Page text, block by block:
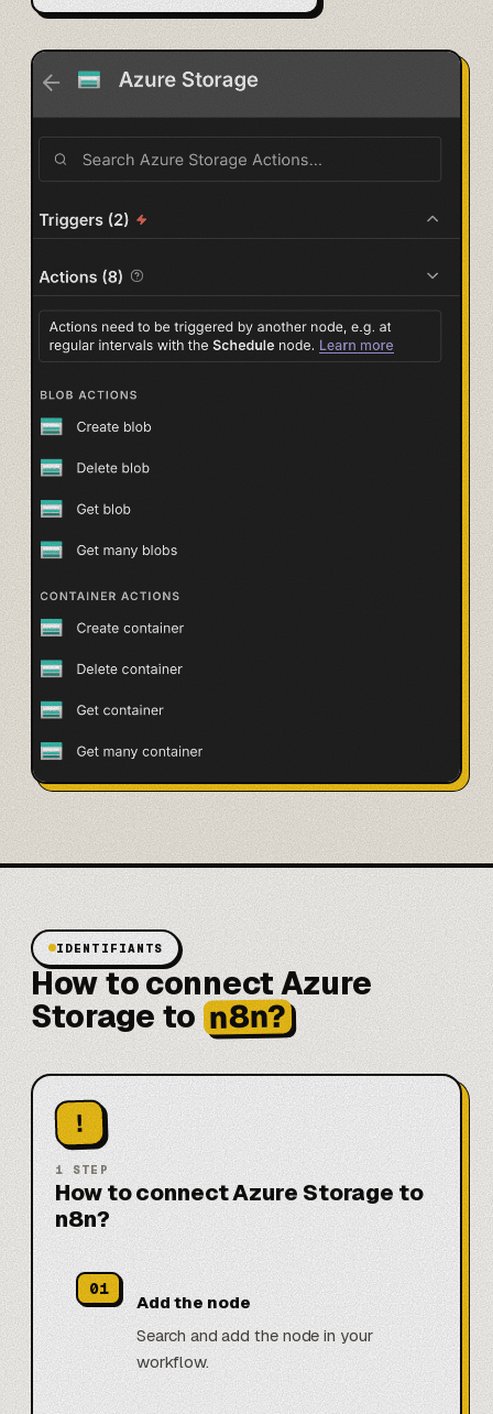
IDENTIFIANTS
How to connect Azure
Storage to n8n?
!
1 STEP
How to connect Azure Storage to
n8n?
01
Add the node
Search and add the node in your
workflow.